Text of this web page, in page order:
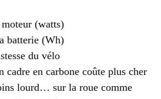
moteur (watts)
batterie (Wh)
du vélo
cadre en carbone coûte plus cher
lourd… sur la roue comme